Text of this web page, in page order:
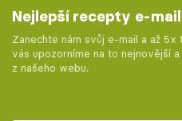
Nejlepší recepty e-
Zanechte nám svůj e-mail a až 5x
vás upozorníme na to nejnovější
z našeho webu.